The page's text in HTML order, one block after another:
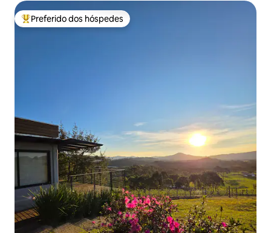
Entre os melhores preferidos dos hóspedes
Preferido dos hóspedes